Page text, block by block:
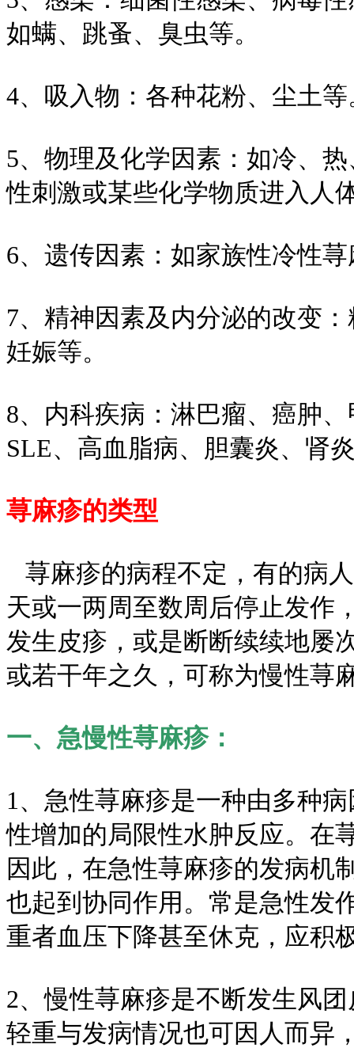
如螨、跳蚤、臭虫等。
4、吸入物：各种花粉、尘土等
5、物理及化学因素：如冷、
性刺激或某些化学物质进入人
6、遗传因素：如家族性冷性
7、精神因素及内分泌的改变
妊娠等。
8、内科疾病：淋巴瘤、癌肿
SLE、高血脂病、胆囊炎、肾
荨麻疹的类型
荨麻疹的病程不定，有的病
天或一两周至数周后停止发作
发生皮疹，或是断断续续地屡
或若干年之久，可称为慢性荨
一、急慢性荨麻疹：
1、急性荨麻疹是一种由多种
性增加的局限性水肿反应。在
因此，在急性荨麻疹的发病机
也起到协同作用。常是急性发
重者血压下降甚至休克，应积
2、慢性荨麻疹是不断发生风
轻重与发病情况也可因人而异